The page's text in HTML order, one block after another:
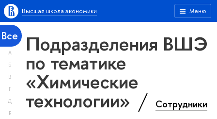
Меню
Высшая школа экономики
Все
А
Б
В
Г
Д
Е
Подразделения ВШЭ
по тематике
«Химические
технологии» Сотрудники